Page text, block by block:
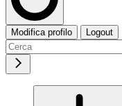
Modifica profilo Logout